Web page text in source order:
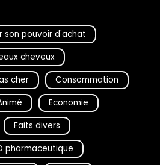
son pouvoir d'achat
cheveux
cher
Consommation
Economie
Faits divers
pharmaceutique